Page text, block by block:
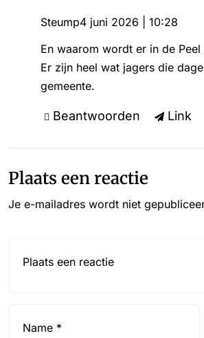
Steump4 juni 2026 | 10:28
En waarom wordt er in de
Er zijn heel wat jagers die
gemeente.
Beantwoorden Link
Plaats een reactie
Je e-mailadres wordt niet